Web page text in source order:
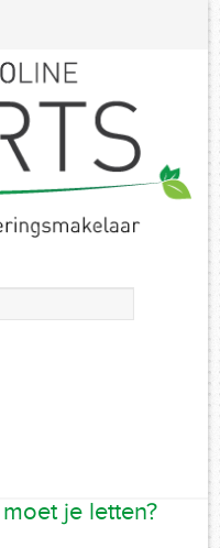
je letten?